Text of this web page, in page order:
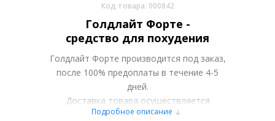
Код товара: 000842
Голдлайт Форте -
средство для похудения
Голдлайт Форте производится под заказ,
после 100% предоплаты в течение 4-5
дней.
Доставка товара осуществляется
курьерскими службами работающими в
Подробное описание